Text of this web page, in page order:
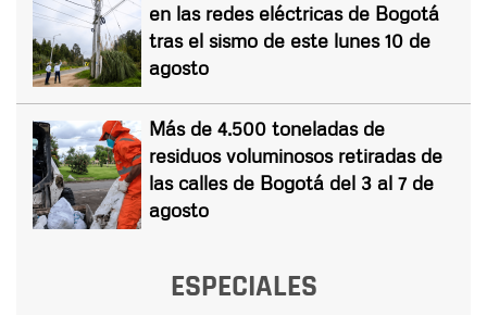
en las redes eléctricas de Bogotá
tras el sismo de este lunes 10 de
agosto
Más de 4.500 toneladas de
residuos voluminosos retiradas de
las calles de Bogotá del 3 al 7 de
agosto
ESPECIALES